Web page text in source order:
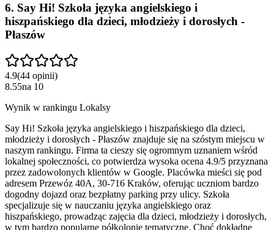
6. Say Hi! Szkoła języka angielskiego i
hiszpańskiego dla dzieci, młodzieży i dorosłych -
Płaszów
4.9(44 opinii)
8.55na 10
Wynik w rankingu Lokalsy
Say Hi! Szkoła języka angielskiego i hiszpańskiego dla dzieci,
młodzieży i dorosłych - Płaszów znajduje się na szóstym miejscu w
naszym rankingu. Firma ta cieszy się ogromnym uznaniem wśród
lokalnej społeczności, co potwierdza wysoka ocena 4.9/5 przyznana
przez zadowolonych klientów w Google. Placówka mieści się pod
adresem Przewóz 40A, 30-716 Kraków, oferując uczniom bardzo
dogodny dojazd oraz bezpłatny parking przy ulicy. Szkoła
specjalizuje się w nauczaniu języka angielskiego oraz
hiszpańskiego, prowadząc zajęcia dla dzieci, młodzieży i dorosłych,
w tym bardzo popularne półkolonie tematyczne. Choć dokładne